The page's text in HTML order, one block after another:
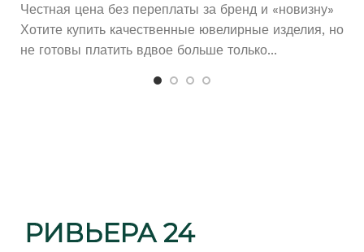
Честная цена без переплаты за бренд и «новизну»
Хотите купить качественные ювелирные изделия, но
не готовы платить вдвое больше только...